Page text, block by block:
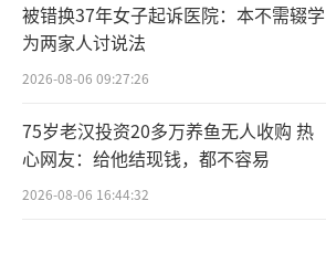
被错换37年女子起诉医院：本不需辍学
为两家人讨说法
2026-08-06 09:27:26
75岁老汉投资20多万养鱼无人收购 热
心网友：给他结现钱，都不容易
2026-08-06 16:44:32